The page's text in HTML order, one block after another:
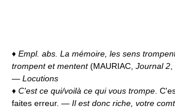
♦ Empl. abs. La mémoire, les sens
trompent et mentent(MAURIAC, Journal 2
— Locutions
♦ C'est ce qui/voilà ce qui vous trompe .
faites erreur. — Il est donc riche, votre